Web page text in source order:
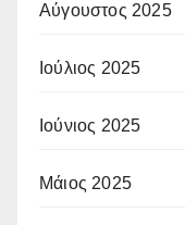
Αύγουστος 2025
Ιούλιος 2025
Ιούνιος 2025
Μάιος 2025